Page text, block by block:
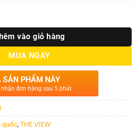
vào giỏ hàng
MUA NGAY
PHẨM NÀY
nhận đơn hàng sau 5 phút
quốc,THE VIEW